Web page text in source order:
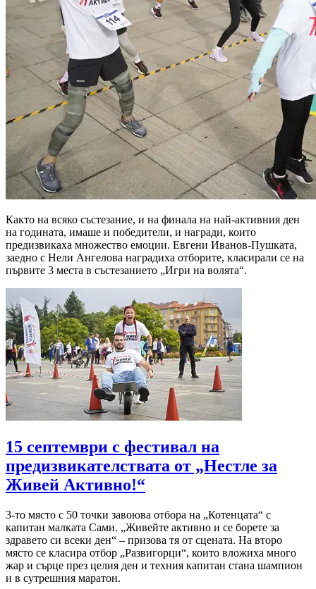
Както на всяко състезание, и на финала на най-активния ден
на годината, имаше и победители, и награди, които
предизвикаха множество емоции. Евгени Иванов-Пушката,
заедно с Нели Ангелова наградиха отборите, класирали се на
първите 3 места в състезанието „Игри на волята“.
15 септември с фестивал на
предизвикателствата от „Нестле за
Живей Активно!“
3-то място с 50 точки завоюва отбора на „Котенцата“ с
капитан малката Сами. „Живейте активно и се борете за
здравето си всеки ден“ – призова тя от сцената. На второ
място се класира отбор „Развигорци“, които вложиха много
жар и сърце през целия ден и техния капитан стана шампион
и в сутрешния маратон.